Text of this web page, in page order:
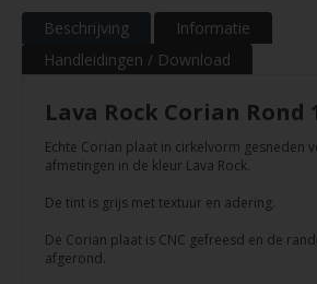
Beschrijving
Informatie
Handleidingen / Download
Lava Rock Corian Rond
Echte Corian plaat in cirkelvorm gesneden
afmetingen in de kleur Lava Rock.
De tint is grijs met textuur en adering.
De Corian plaat is CNC gefreesd en de
afgerond.